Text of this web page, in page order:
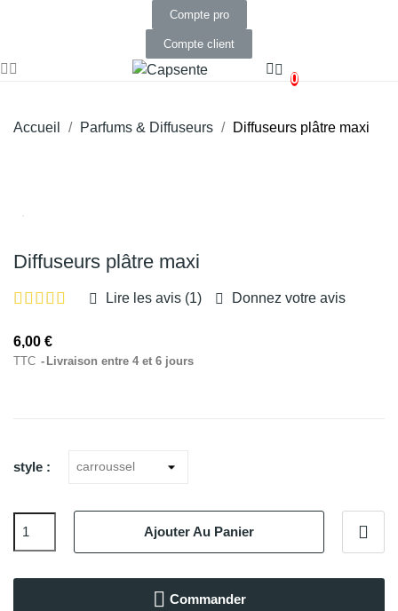
Compte pro
Compte client
0
Accueil Parfums & Diffuseurs Diffuseurs plâtre maxi
Diffuseurs plâtre maxi
Lire les avis (1) Donnez votre avis
6,00 €
TTC Livraison entre 4 et 6 jours
style :
Ajouter Au Panier
Commander